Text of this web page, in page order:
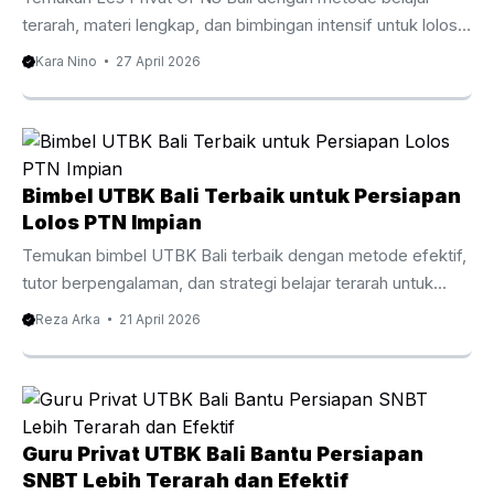
fleksibel, dan ...
terarah, materi lengkap, dan bimbingan intensif untuk lolos
seleksi CPNS. Pengantar Les Privat CPNS Bali
strategi yang tepat dan latihan yang konsisten. Oleh karena
itu, banyak peserta kini memilih Les Privat CPNS Bali
sebagai cara efektif untuk meningkatkan peluang lolos.
Dengan persaingan yang semakin ketat setiap tahunnya,
belajar secara mandiri sering kali terasa kurang cukup. Di
Bali, minat terhadap bimbingan privat CPNS terus
meningkat. Hal ini ...
Kara Nino 27 April 2026
Bimbel UTBK Bali Terbaik untuk Persiapan
Lolos PTN Impian
Temukan bimbel UTBK Bali terbaik dengan metode efektif,
tutor berpengalaman, dan strategi belajar terarah untuk
lolos PTN impian. Baca panduan lengkapnya di sini.
semakin ketat. Oleh karena itu, banyak siswa mulai mencari
bimbel UTBK Bali sebagai langkah strategis untuk
meningkatkan peluang lolos. Dengan pendekatan belajar
yang tepat, materi terarah, dan bimbingan tutor
berpengalaman, proses persiapan menjadi lebih efektif dan
Reza Arka 21 April 2026
Guru Privat UTBK Bali Bantu Persiapan
SNBT Lebih Terarah dan Efektif